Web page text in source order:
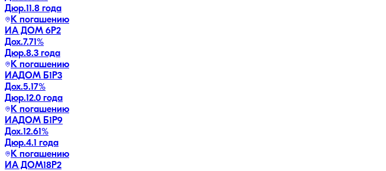
Дюр.11.8 года
К погашению
ИА ДОМ 6P2
Дох.7.71%
Дюр.8.3 года
К погашению
ИАДОМ Б1P3
Дох.5.17%
Дюр.12.0 года
К погашению
ИАДОМ Б1P9
Дох.12.61%
Дюр.4.1 года
К погашению
ИА ДОМ18P2